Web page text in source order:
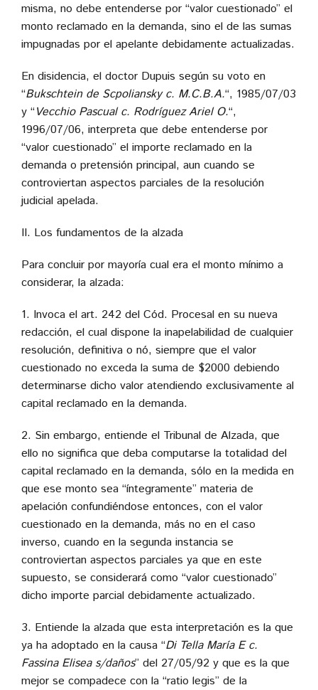
misma, no debe entenderse por “valor cuestionado” el
monto reclamado en la demanda, sino el de las sumas
impugnadas por el apelante debidamente actualizadas.
En disidencia, el doctor Dupuis según su voto en
“Bukschtein de Scpoliansky c. M.C.B.A.“, 1985/07/03
y “Vecchio Pascual c. Rodríguez Ariel O.“,
1996/07/06, interpreta que debe entenderse por
“valor cuestionado” el importe reclamado en la
demanda o pretensión principal, aun cuando se
controviertan aspectos parciales de la resolución
judicial apelada.
II. Los fundamentos de la alzada
Para concluir por mayoría cual era el monto mínimo a
considerar, la alzada:
1. Invoca el art. 242 del Cód. Procesal en su nueva
redacción, el cual dispone la inapelabilidad de cualquier
resolución, definitiva o nó, siempre que el valor
cuestionado no exceda la suma de $2000 debiendo
determinarse dicho valor atendiendo exclusivamente al
capital reclamado en la demanda.
2. Sin embargo, entiende el Tribunal de Alzada, que
ello no significa que deba computarse la totalidad del
capital reclamado en la demanda, sólo en la medida en
que ese monto sea “íntegramente” materia de
apelación confundiéndose entonces, con el valor
cuestionado en la demanda, más no en el caso
inverso, cuando en la segunda instancia se
controviertan aspectos parciales ya que en este
supuesto, se considerará como “valor cuestionado”
dicho importe parcial debidamente actualizado.
3. Entiende la alzada que esta interpretación es la que
ya ha adoptado en la causa “Di Tella María E c.
Fassina Elisea s/daños” del 27/05/92 y que es la que
mejor se compadece con la “ratio legis” de la